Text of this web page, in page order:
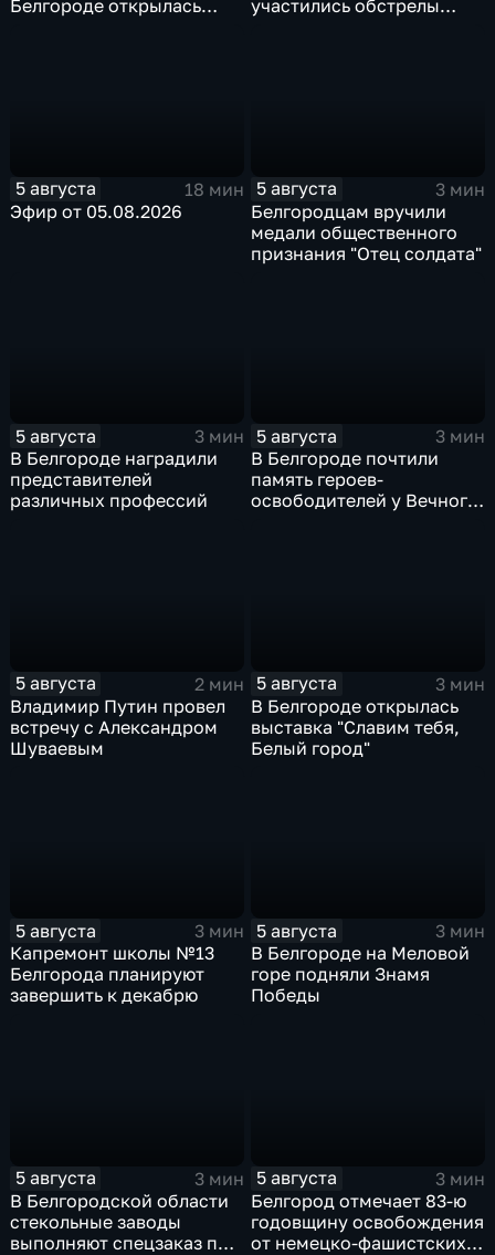
Белгороде открылась
участились обстрелы
5 августа
18 мин
Эфир от 05.08.2026
5 августа
3 мин
Белгородцам вручили
медали общественного
признания "Отец солдата"
5 августа
3 мин
В Белгороде наградили
представителей
различных профессий
5 августа
3 мин
В Белгороде почтили
память героев-
освободителей у Вечного
5 августа
2 мин
Владимир Путин провел
встречу с Александром
Шуваевым
5 августа
3 мин
В Белгороде открылась
выставка "Славим тебя,
Белый город"
5 августа
3 мин
Капремонт школы №13
Белгорода планируют
завершить к декабрю
5 августа
3 мин
В Белгороде на Меловой
горе подняли Знамя
Победы
5 августа
3 мин
В Белгородской области
стекольные заводы
выполняют спецзаказ по
5 августа
3 мин
Белгород отмечает 83-ю
годовщину освобождения
от немецко-фашистских